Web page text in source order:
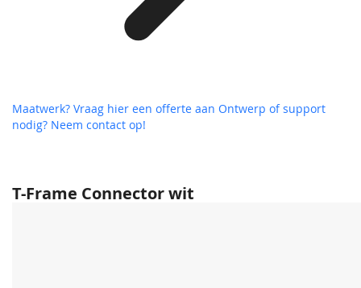
T-Frame Connector wit
Maatwerk? Vraag hier een offerte aan Ontwerp of support
nodig? Neem contact op!